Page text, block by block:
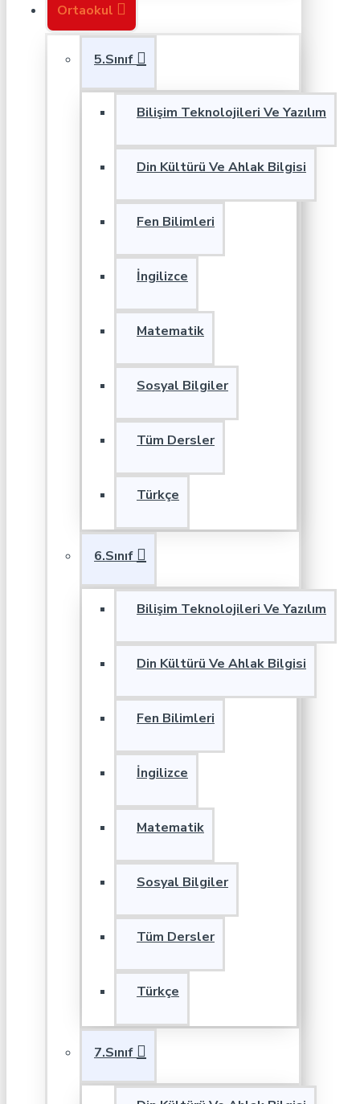
Ortaokul
5.Sınıf
Bilişim Teknolojileri Ve Yazılım
Din Kültürü Ve Ahlak Bilgisi
Fen Bilimleri
İngilizce
Matematik
Sosyal Bilgiler
Tüm Dersler
Türkçe
6.Sınıf
Bilişim Teknolojileri Ve Yazılım
Din Kültürü Ve Ahlak Bilgisi
Fen Bilimleri
İngilizce
Matematik
Sosyal Bilgiler
Tüm Dersler
Türkçe
7.Sınıf